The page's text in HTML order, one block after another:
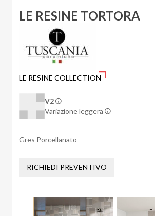
LE RESINE TORTORA
LE RESINE COLLECTION
V2
Variazione leggera
Gres Porcellanato
RICHIEDI PREVENTIVO